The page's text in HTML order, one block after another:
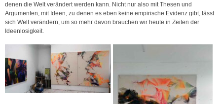
denen die Welt verändert werden kann. Nicht nur also mit Thesen und
Argumenten, mit Ideen, zu denen es eben keine empirische Evidenz gibt, lässt
sich Welt verändern; um so mehr davon brauchen wir heute in Zeiten der
Ideenlosigkeit.